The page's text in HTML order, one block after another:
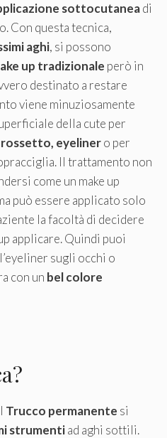
sottocutaneadi
Con questa tecnica,
aghi, si possono
up tradizionale però in
destinato a restare
viene minuziosamente
della cute per
eyelinero per
Il trattamento non
come un make up
può essere applicato solo
la facoltà di decidere
applicare. Quindi puoi
sugli occhi o
con un bel colore
Trucco permanente si
strumentiad aghi sottili.